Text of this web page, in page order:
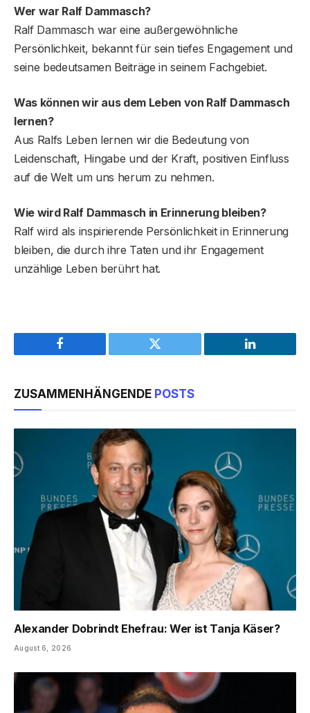
Wer war Ralf Dammasch?
Ralf Dammasch war eine außergewöhnliche
Persönlichkeit, bekannt für sein tiefes Engagement und
seine bedeutsamen Beiträge in seinem Fachgebiet.
Was können wir aus dem Leben von Ralf Dammasch
lernen?
Aus Ralfs Leben lernen wir die Bedeutung von
Leidenschaft, Hingabe und der Kraft, positiven Einfluss
auf die Welt um uns herum zu nehmen.
Wie wird Ralf Dammasch in Erinnerung bleiben?
Ralf wird als inspirierende Persönlichkeit in Erinnerung
bleiben, die durch ihre Taten und ihr Engagement
unzählige Leben berührt hat.
Facebook Twitter LinkedIn
ZUSAMMENHÄNGENDE POSTS
Alexander Dobrindt Ehefrau: Wer ist Tanja Käser?
August 6, 2026